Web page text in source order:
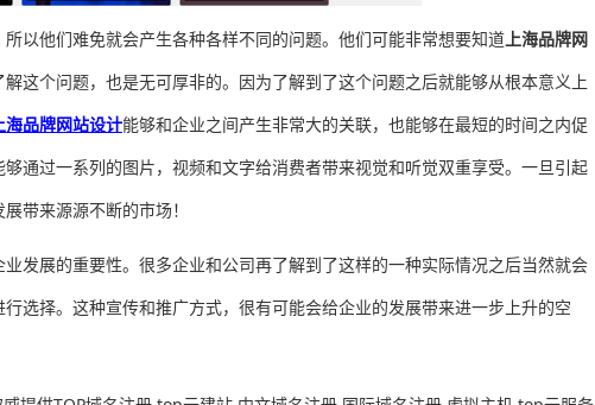
以他们难免就会产生各种各样不同的问题。他们可能非常想要知道上海品牌网
这个问题，也是无可厚非的。因为了解到了这个问题之后就能够从根本意义上
海品牌网站设计能够和企业之间产生非常大的关联，也能够在最短的时间之内促
通过一系列的图片，视频和文字给消费者带来视觉和听觉双重享受。一旦引起
带来源源不断的市场！
业发展的重要性。很多企业和公司再了解到了这样的一种实际情况之后当然就会
选择。这种宣传和推广方式，很有可能会给企业的发展带来进一步上升的空